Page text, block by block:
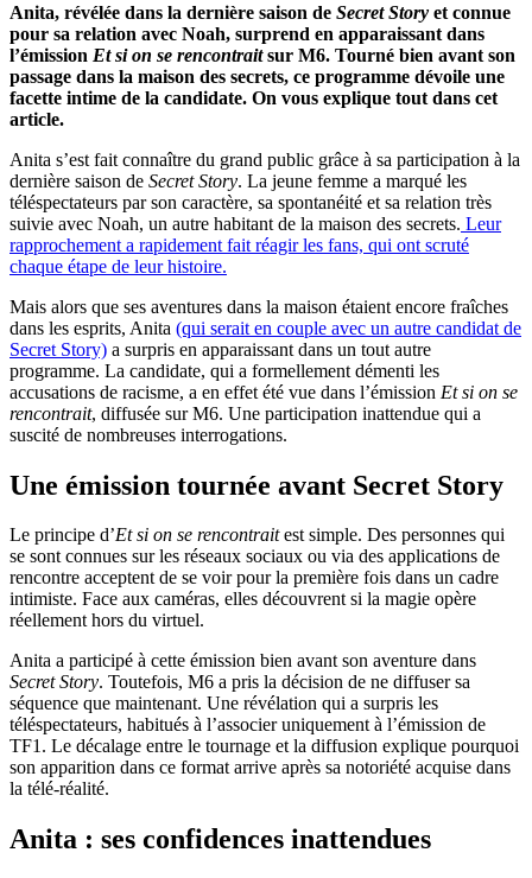
Anita, révélée dans la dernière saison de Secret Story et connue
pour sa relation avec Noah, surprend en apparaissant dans
l’émission Et si on se rencontraitsur M6. Tourné bien avant son
passage dans la maison des secrets, ce programme dévoile une
facette intime de la candidate. On vous explique tout dans cet
article.
Anita s’est fait connaître du grand public grâce à sa participation à la
dernière saison de Secret Story. La jeune femme a marqué les
téléspectateurs par son caractère, sa spontanéité et sa relation très
suivie avec Noah, un autre habitant de la maison des secrets. Leur
rapprochement a rapidement fait réagir les fans, qui ont scruté
chaque étape de leur histoire.
Mais alors que ses aventures dans la maison étaient encore fraîches
dans les esprits, Anita (qui serait en couple avec un autre candidat de
Secret Story) a surpris en apparaissant dans un tout autre
programme. La candidate, qui a formellement démenti les
accusations de racisme, a en effet été vue dans l’émission Et si on se
rencontrait, diffusée sur M6. Une participation inattendue qui a
suscité de nombreuses interrogations.
Une émission tournée avant Secret Story
Le principe d’Et si on se rencontraitest simple. Des personnes qui
se sont connues sur les réseaux sociaux ou via des applications de
rencontre acceptent de se voir pour la première fois dans un cadre
intimiste. Face aux caméras, elles découvrent si la magie opère
réellement hors du virtuel.
Anita a participé à cette émission bien avant son aventure dans
Secret Story. Toutefois, M6 a pris la décision de ne diffuser sa
séquence que maintenant. Une révélation qui a surpris les
téléspectateurs, habitués à l’associer uniquement à l’émission de
TF1. Le décalage entre le tournage et la diffusion explique pourquoi
son apparition dans ce format arrive après sa notoriété acquise dans
la télé-réalité.
Anita : ses confidences inattendues